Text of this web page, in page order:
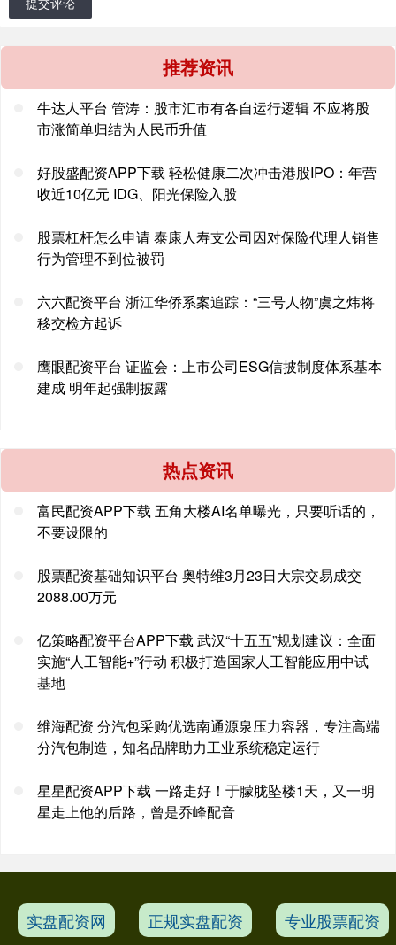
推荐资讯
牛达人平台 管涛：股市汇市有各自运行逻辑 不应将股
市涨简单归结为人民币升值
好股盛配资APP下载 轻松健康二次冲击港股IPO：年营
收近10亿元 IDG、阳光保险入股
股票杠杆怎么申请 泰康人寿支公司因对保险代理人销售
行为管理不到位被罚
六六配资平台 浙江华侨系案追踪：“三号人物”虞之炜将
移交检方起诉
鹰眼配资平台 证监会：上市公司ESG信披制度体系基本
建成 明年起强制披露
热点资讯
富民配资APP下载 五角大楼AI名单曝光，只要听话的，
不要设限的
股票配资基础知识平台 奥特维3月23日大宗交易成交
2088.00万元
亿策略配资平台APP下载 武汉“十五五”规划建议：全面
实施“人工智能+”行动 积极打造国家人工智能应用中试
基地
维海配资 分汽包采购优选南通源泉压力容器，专注高端
分汽包制造，知名品牌助力工业系统稳定运行
星星配资APP下载 一路走好！于朦胧坠楼1天，又一明
星走上他的后路，曾是乔峰配音
实盘配资网 正规实盘配资 专业股票配资